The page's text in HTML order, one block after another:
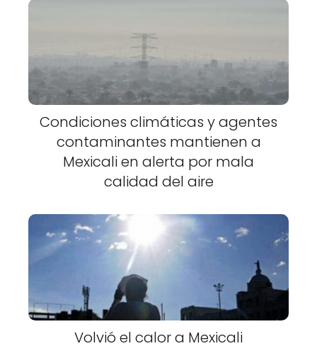
Condiciones climáticas y agentes
contaminantes mantienen a
Mexicali en alerta por mala
calidad del aire
Volvió el calor a Mexicali